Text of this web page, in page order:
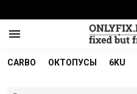
CARBO ОКТОПУСЫ 6KU